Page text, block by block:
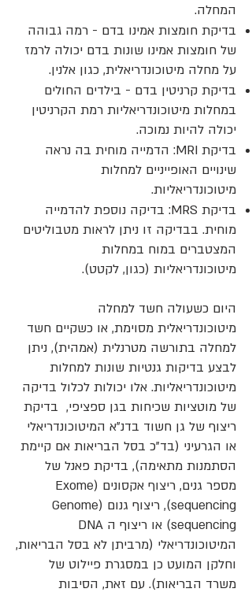
המחלה.
בדיקת חומצות אמינו בדם - רמה גבוהה
של חומצות אמינו שונות בדם יכולה לרמז
על מחלה מיטוכונדריאלית, כגון אלנין.
בדיקת קרניטין בדם - בילדים החולים
במחלות מיטוכונדריאליות רמת הקרניטין
יכולה להיות נמוכה.
בדיקת MRI: הדמייה מוחית בה נראה
שינויים האופייניים למחלות
מיטוכונדריאליות.
בדיקת MRS: בדיקה נוספת להדמייה
מוחית. בבדיקה זו ניתן לראות מטבוליטים
המצטברים במוח במחלות
מיטוכונדריאליות (כגון, לקטט).
היום כשעולה חשד למחלה
מיטוכונדריאלית מסוימת, או כשקיים חשד
למחלה בתורשה מטרנלית (אמהית), ניתן
לבצע בדיקות גנטיות שונות למחלות
מיטוכונדריאליות. אלו יכולות לכלול בדיקה
של מוטציות שכיחות בגן ספציפי, בדיקת
ריצוף של גן חשוד בדנ"א המיטוכונדריאלי
או הגרעיני (בד"כ בסל הבריאות אם קיימת
הסתמנות מתאימה), בדיקת פאנל של
מספר גנים, ריצוף אקסונים (Exome
sequencing), ריצוף גנום (Genome
sequencing) או ריצוף ה DNA
המיטוכונדריאלי (מרביתן לא בסל הבריאות,
וחלקן המועט כן במסגרת פיילוט של
משרד הבריאות). עם זאת, הסיבות